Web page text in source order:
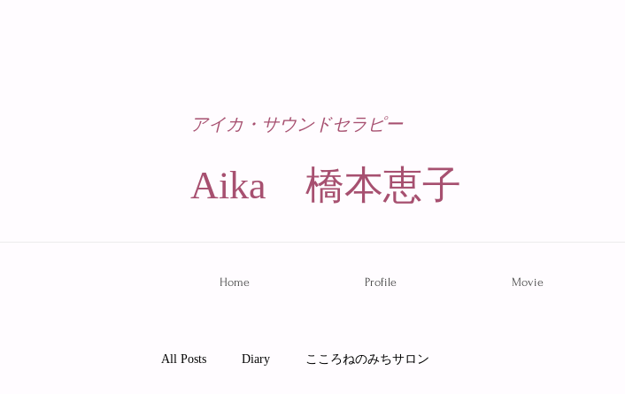
アイカ・サウンドセラピー
Aika 橋本恵子​
Home Profile Movie
All Posts Diary こころねのみちサロン